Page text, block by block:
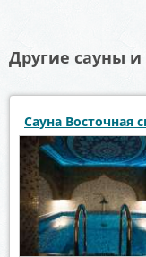
Другие сауны
Сауна Восточная